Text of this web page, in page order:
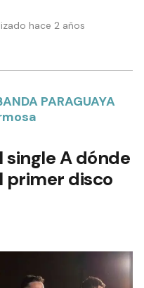
hace 2 años
PARAGUAYA
single A dónde
primer disco